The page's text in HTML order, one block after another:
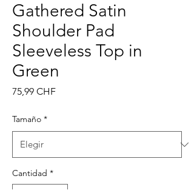
Gathered Satin
Shoulder Pad
Sleeveless Top in
Green
75,99 CHFPrecio
Tamaño *
Cantidad *